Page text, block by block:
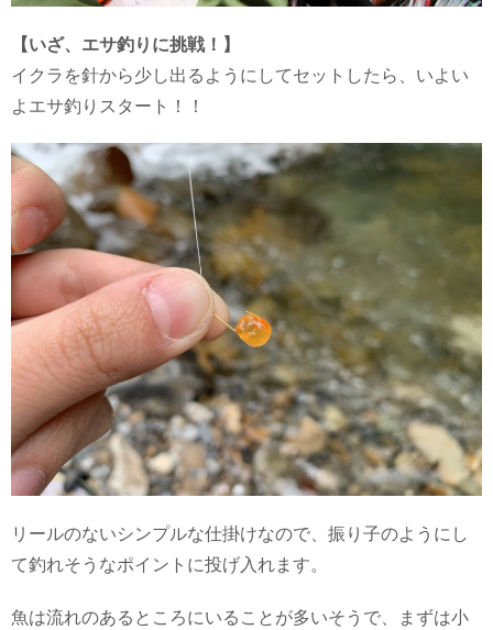
【いざ、エサ釣りに挑戦！】
イクラを針から少し出るようにしてセットしたら、いよい
よエサ釣りスタート！！
リールのないシンプルな仕掛けなので、振り子のようにし
て釣れそうなポイントに投げ入れます。
魚は流れのあるところにいることが多いそうで、まずは小